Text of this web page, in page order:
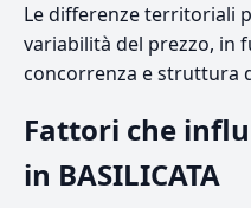
Le differenze territoriali
variabilità del prezzo, in
concorrenza e struttura
Fattori che
in BASILICATA